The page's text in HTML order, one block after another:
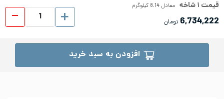
قیمت ۱شاخه معادل8.14 کیلوگرم
6,734,222 تومان
افزودن به سبد خرید